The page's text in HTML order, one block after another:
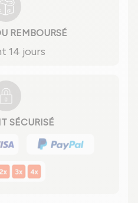
REMBOURSÉ
14 jours
SÉCURISÉ